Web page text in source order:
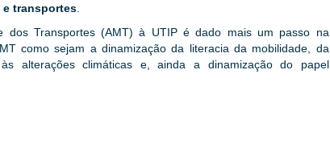
e transportes
dos Transportes (AMT) à UTIP é dado mais um passo na
como sejam a dinamização da literacia da mobilidade, da
alterações climáticas e, ainda a dinamização do papel